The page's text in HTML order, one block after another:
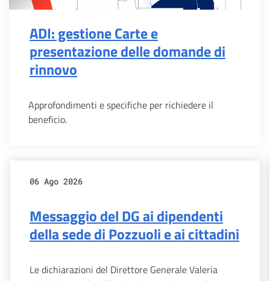
ADI: gestione Carte e
presentazione delle domande di
rinnovo
Approfondimenti e specifiche per richiedere il
beneficio.
06 Ago 2026
Messaggio del DG ai dipendenti
della sede di Pozzuoli e ai cittadini
Le dichiarazioni del Direttore Generale Valeria